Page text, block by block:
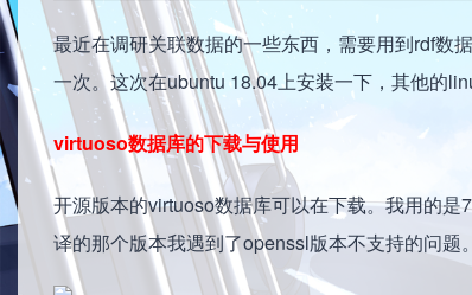
最近在调研关联数据的一些东西，需要用到rdf数
一次。这次在ubuntu 18.04上安装一下，其他的
virtuoso数据库的下载与使用
开源版本的virtuoso数据库可以在下载。我用的
译的那个版本我遇到了openssl版本不支持的问题。